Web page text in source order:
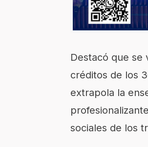
Destacó que se
créditos de los
extrapola la
sociales de los